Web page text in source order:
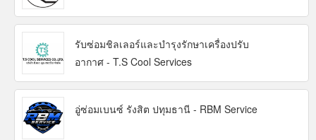
รับซ่อมชิลเลอร์และบำรุงรักษาเครื่องปรับ
อากาศ - T.S Cool Services
อู่ซ่อมเบนซ์ รังสิต ปทุมธานี - RBM Service